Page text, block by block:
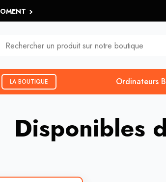
LA BOUTIQUE Ordinateurs
Disponibles